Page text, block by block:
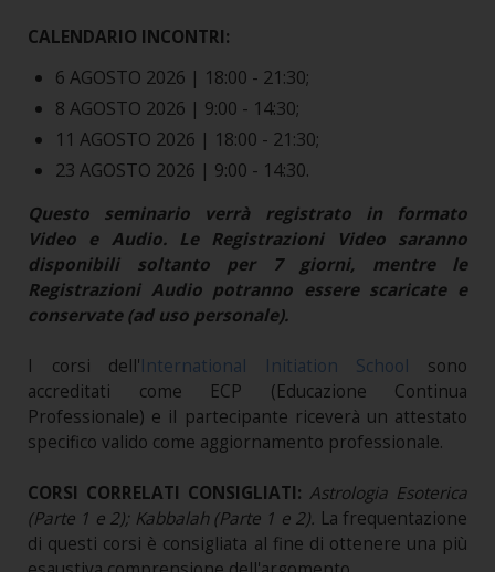
CALENDARIO INCONTRI:
6 AGOSTO 2026 | 18:00 - 21:30;
8 AGOSTO 2026 | 9:00 - 14:30;
11 AGOSTO 2026 | 18:00 - 21:30;
23 AGOSTO 2026 | 9:00 - 14:30.
Questo seminario verrà registrato in formato
Video e Audio. Le Registrazioni Video saranno
disponibili soltanto per 7 giorni, mentre le
Registrazioni Audio potranno essere scaricate e
conservate (ad uso personale).
I corsi dell'International Initiation School sono
accreditati come ECP (Educazione Continua
Professionale) e il partecipante riceverà un attestato
specifico valido come aggiornamento professionale.
CORSI CORRELATI CONSIGLIATI: Astrologia Esoterica
(Parte 1 e 2); Kabbalah (Parte 1 e 2). La frequentazione
di questi corsi è consigliata al fine di ottenere una più